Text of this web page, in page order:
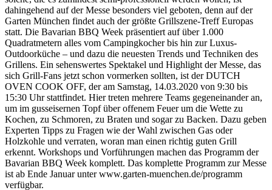
dahingehend auf der Messe besonders viel geboten, denn auf der
Garten München findet auch der größte Grillszene-Treff Europas
statt. Die Bavarian BBQ Week präsentiert auf über 1.000
Quadratmetern alles vom Campingkocher bis hin zur Luxus-
Outdoorküche – und dazu die neuesten Trends und Techniken des
Grillens. Ein sehenswertes Spektakel und Highlight der Messe, das
sich Grill-Fans jetzt schon vormerken sollten, ist der DUTCH
OVEN COOK OFF, der am Samstag, 14.03.2020 von 9:30 bis
15:30 Uhr stattfindet. Hier treten mehrere Teams gegeneinander an,
um im gusseisernen Topf über offenem Feuer um die Wette zu
Kochen, zu Schmoren, zu Braten und sogar zu Backen. Dazu geben
Experten Tipps zu Fragen wie der Wahl zwischen Gas oder
Holzkohle und verraten, woran man einen richtig guten Grill
erkennt. Workshops und Vorführungen machen das Programm der
Bavarian BBQ Week komplett. Das komplette Programm zur Messe
ist ab Ende Januar unter www.garten-muenchen.de/programm
verfügbar.